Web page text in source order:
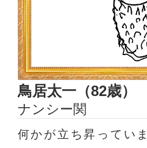
鳥居太一（82歳）
ナンシー関
何かが立ち昇ってい